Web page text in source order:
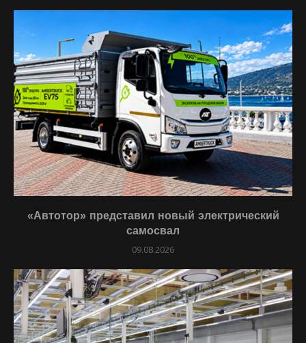
«Автотор» представил новый электрический
самосвал
09.08.2026